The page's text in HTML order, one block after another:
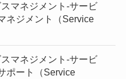
マネジメント-サービ
ネジメント（Service
マネジメント-サービ
ポート（Service